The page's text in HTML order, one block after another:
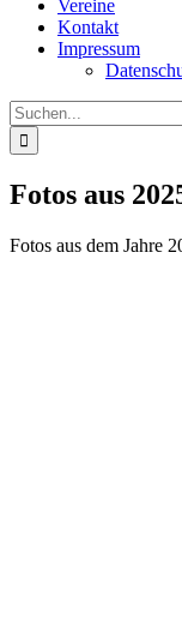
Vereine
Kontakt
Impressum
Suche
nach:
Fotos aus
Fotos aus dem Jahre